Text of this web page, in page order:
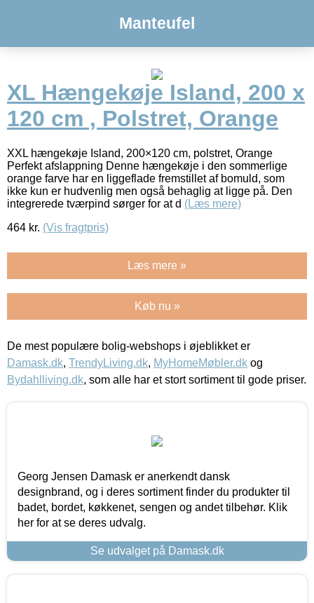
Manteufel
XL Hængekøje Island, 200 x
120 cm , Polstret, Orange
XXL hængekøje Island, 200×120 cm, polstret, Orange
Perfekt afslappning Denne hængekøje i den sommerlige
orange farve har en liggeflade fremstillet af bomuld, som
ikke kun er hudvenlig men også behaglig at ligge på. Den
integrerede tværpind sørger for at d (Læs mere)
464 kr. (Vis fragtpris)
Læs mere »
Køb nu »
De mest populære bolig-webshops i øjeblikket er
Damask.dk, TrendyLiving.dk, MyHomeMøbler.dk og
Bydahlliving.dk, som alle har et stort sortiment til gode priser.
Georg Jensen Damask er anerkendt dansk
designbrand, og i deres sortiment finder du produkter til
badet, bordet, køkkenet, sengen og andet tilbehør. Klik
her for at se deres udvalg.
Se udvalget på Damask.dk